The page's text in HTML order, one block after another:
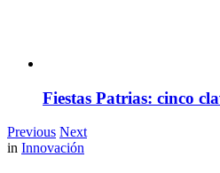
Fiestas Patrias: cinco
Previous Next
in Innovación